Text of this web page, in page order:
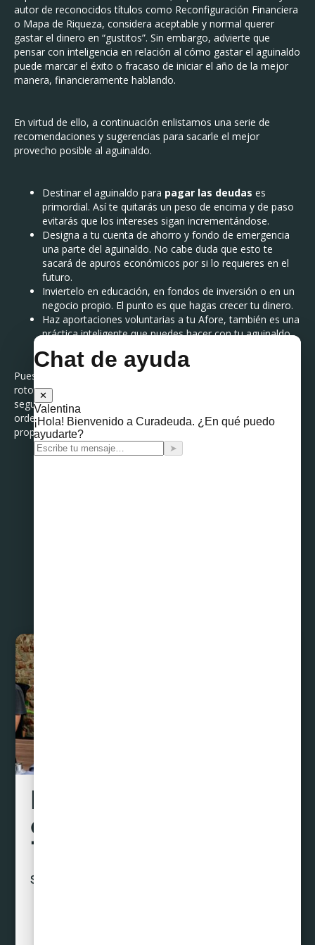
autor de reconocidos títulos como Reconfiguración Financiera
o Mapa de Riqueza, considera aceptable y normal querer
gastar el dinero en “gustitos”. Sin embargo, advierte que
pensar con inteligencia en relación al cómo gastar el aguinaldo
puede marcar el éxito o fracaso de iniciar el año de la mejor
manera, financieramente hablando.
En virtud de ello, a continuación enlistamos una serie de
recomendaciones y sugerencias para sacarle el mejor
provecho posible al aguinaldo.
Destinar el aguinaldo para pagar las deudas es
primordial. Así te quitarás un peso de encima y de paso
evitarás que los intereses sigan incrementándose.
Designa a tu cuenta de ahorro y fondo de emergencia
una parte del aguinaldo. No cabe duda que esto te
sacará de apuros económicos por si lo requieres en el
futuro.
Inviertelo en educación, en fondos de inversión o en un
negocio propio. El punto es que hagas crecer tu dinero.
Haz aportaciones voluntarias a tu Afore, también es una
práctica inteligente que puedes hacer con tu aguinaldo.
Pues bien, ya lo tienes. Es imprescindible no echar en saco
roto estas recomendaciones. Iniciar el nuevo año con la
seguridad de que las finanzas personales están estables y en
orden es una gran ventaja para cumplir los objetivos y
propósitos sin preocupaciones económicas.
Liquidamos tus
deudas hasta con un
70% de descuento
Sin préstamos ni créditos